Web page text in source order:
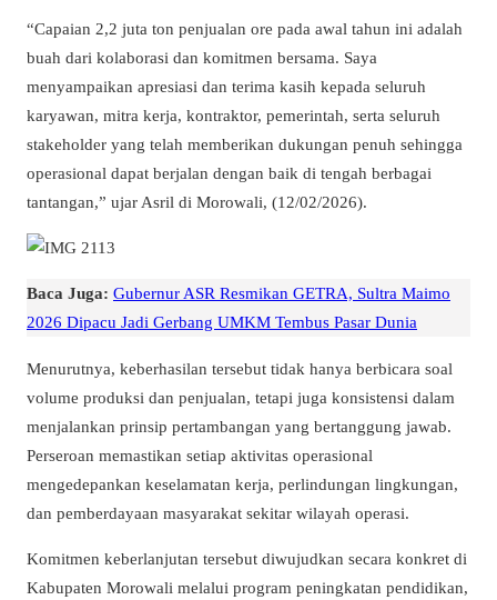
“Capaian 2,2 juta ton penjualan ore pada awal tahun ini adalah
buah dari kolaborasi dan komitmen bersama. Saya
menyampaikan apresiasi dan terima kasih kepada seluruh
karyawan, mitra kerja, kontraktor, pemerintah, serta seluruh
stakeholder yang telah memberikan dukungan penuh sehingga
operasional dapat berjalan dengan baik di tengah berbagai
tantangan,” ujar Asril di Morowali, (12/02/2026).
Baca Juga: Gubernur ASR Resmikan GETRA, Sultra Maimo
2026 Dipacu Jadi Gerbang UMKM Tembus Pasar Dunia
Menurutnya, keberhasilan tersebut tidak hanya berbicara soal
volume produksi dan penjualan, tetapi juga konsistensi dalam
menjalankan prinsip pertambangan yang bertanggung jawab.
Perseroan memastikan setiap aktivitas operasional
mengedepankan keselamatan kerja, perlindungan lingkungan,
dan pemberdayaan masyarakat sekitar wilayah operasi.
Komitmen keberlanjutan tersebut diwujudkan secara konkret di
Kabupaten Morowali melalui program peningkatan pendidikan,